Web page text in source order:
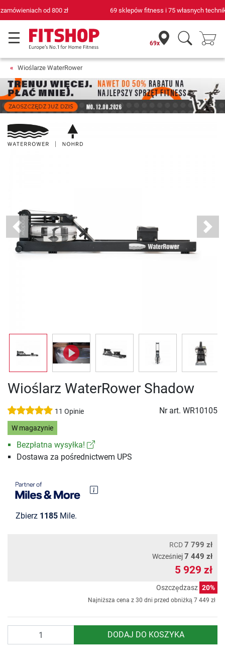
69 sklepów fitness i 75 własnych techników serwisowych
69x
Wioślarze WaterRower
Previous Next
Wioślarz WaterRower Shadow
11 Opinie Nr art. WR10105
W magazynie
Bezpłatna wysyłka!
Dostawa za pośrednictwem UPS
Zbierz 1185 Mile.
RCD7 799 zł
Wcześniej7 449 zł
5 929 zł
Oszczędzasz 20%
Najniższa cena z 30 dni przed obniżką 7 449 zł
DODAJ DO KOSZYKA